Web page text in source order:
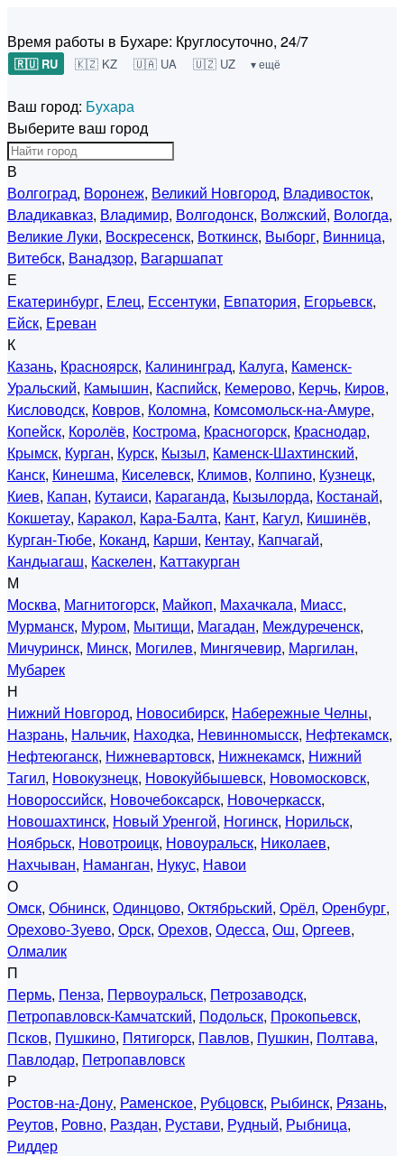
Время работы в Бухаре: Круглосуточно, 24/7
🇷🇺 RU 🇰🇿 KZ 🇺🇦 UA 🇺🇿 UZ ▾ ещё
Ваш город: Бухара
Выберите ваш город
В
Волгоград, Воронеж, Великий Новгород, Владивосток,
Владикавказ, Владимир, Волгодонск, Волжский, Вологда,
Великие Луки, Воскресенск, Воткинск, Выборг, Винница,
Витебск, Ванадзор, Вагаршапат
Е
Екатеринбург, Елец, Ессентуки, Евпатория, Егорьевск,
Ейск, Ереван
К
Казань, Красноярск, Калининград, Калуга, Каменск-
Уральский, Камышин, Каспийск, Кемерово, Керчь, Киров,
Кисловодск, Ковров, Коломна, Комсомольск-на-Амуре,
Копейск, Королёв, Кострома, Красногорск, Краснодар,
Крымск, Курган, Курск, Кызыл, Каменск-Шахтинский,
Канск, Кинешма, Киселевск, Климов, Колпино, Кузнецк,
Киев, Капан, Кутаиси, Караганда, Кызылорда, Костанай,
Кокшетау, Каракол, Кара-Балта, Кант, Кагул, Кишинёв,
Курган-Тюбе, Коканд, Карши, Кентау, Капчагай,
Кандыагаш, Каскелен, Каттакурган
М
Москва, Магнитогорск, Майкоп, Махачкала, Миасс,
Мурманск, Муром, Мытищи, Магадан, Междуреченск,
Мичуринск, Минск, Могилев, Мингячевир, Маргилан,
Мубарек
Н
Нижний Новгород, Новосибирск, Набережные Челны,
Назрань, Нальчик, Находка, Невинномысск, Нефтекамск,
Нефтеюганск, Нижневартовск, Нижнекамск, Нижний
Тагил, Новокузнецк, Новокуйбышевск, Новомосковск,
Новороссийск, Новочебоксарск, Новочеркасск,
Новошахтинск, Новый Уренгой, Ногинск, Норильск,
Ноябрьск, Новотроицк, Новоуральск, Николаев,
Нахчыван, Наманган, Нукус, Навои
О
Омск, Обнинск, Одинцово, Октябрьский, Орёл, Оренбург,
Орехово-Зуево, Орск, Орехов, Одесса, Ош, Оргеев,
Олмалик
П
Пермь, Пенза, Первоуральск, Петрозаводск,
Петропавловск-Камчатский, Подольск, Прокопьевск,
Псков, Пушкино, Пятигорск, Павлов, Пушкин, Полтава,
Павлодар, Петропавловск
Р
Ростов-на-Дону, Раменское, Рубцовск, Рыбинск, Рязань,
Реутов, Ровно, Раздан, Рустави, Рудный, Рыбница,
Риддер